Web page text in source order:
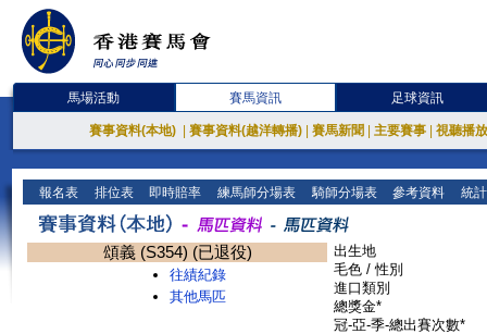
馬場活動 賽馬資訊 足球資訊
賽事資料(本地) 賽事資料(越洋轉播) 賽馬新聞 主要賽事 視聽播
報名表 排位表 即時賠率 練馬師分場表 騎師分場表 參考資料 統
頌義 (S354) (已退役)
往績紀錄
其他馬匹
出生地
毛色 / 性別
進口類別
總獎金*
冠-亞-季-總出賽次數*